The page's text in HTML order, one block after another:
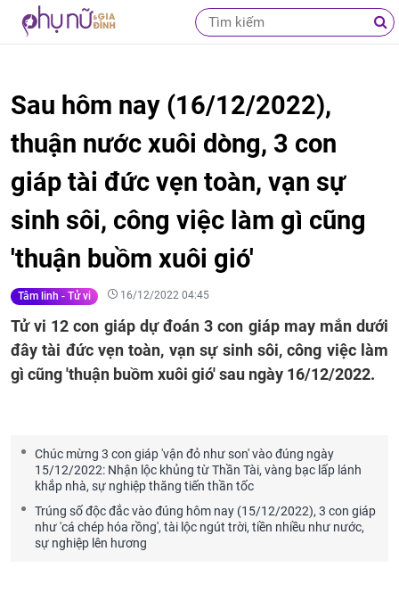
Sau hôm nay (16/12/2022),
thuận nước xuôi dòng, 3 con
giáp tài đức vẹn toàn, vạn sự
sinh sôi, công việc làm gì cũng
'thuận buồm xuôi gió'
Tâm linh - Tử vi 16/12/2022 04:45
Tử vi 12 con giáp dự đoán 3 con giáp may mắn dưới
đây tài đức vẹn toàn, vạn sự sinh sôi, công việc làm
gì cũng 'thuận buồm xuôi gió' sau ngày 16/12/2022.
Chúc mừng 3 con giáp 'vận đỏ như son' vào đúng ngày
15/12/2022: Nhận lộc khủng từ Thần Tài, vàng bạc lấp lánh
khắp nhà, sự nghiệp thăng tiến thần tốc
Trúng số độc đắc vào đúng hôm nay (15/12/2022), 3 con giáp
như 'cá chép hóa rồng', tài lộc ngút trời, tiền nhiều như nước,
sự nghiệp lên hương